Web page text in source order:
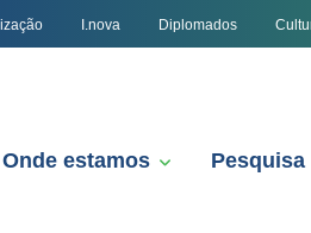
I.nova Diplomados
Onde estamos Pesquisa